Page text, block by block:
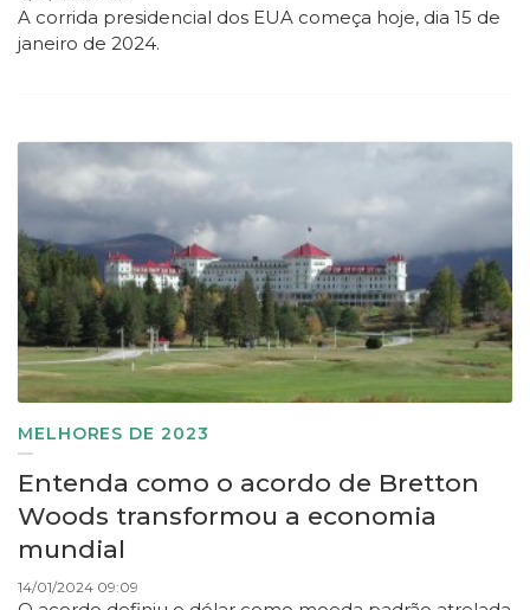
A corrida presidencial dos EUA começa hoje, dia 15 de
janeiro de 2024.
MELHORES DE 2023
Entenda como o acordo de Bretton
Woods transformou a economia
mundial
14/01/2024 09:09